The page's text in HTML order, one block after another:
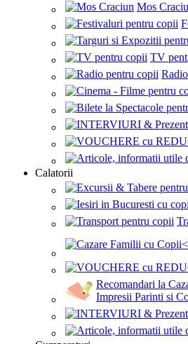
Mos
TV
Calatorii
Recomandari la
Impresii Parinti si